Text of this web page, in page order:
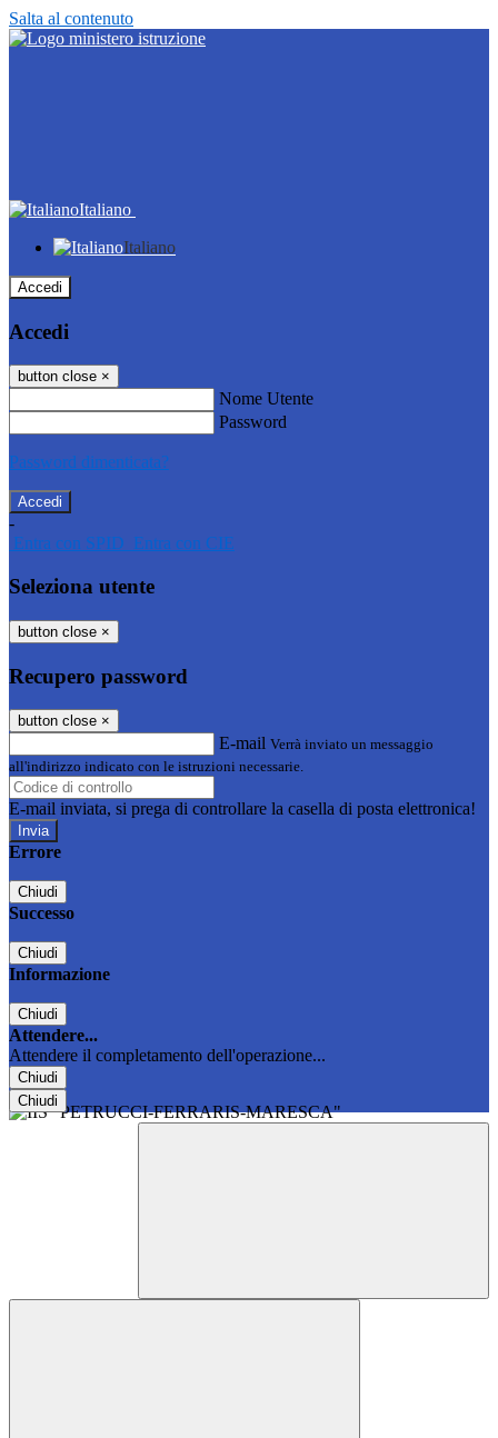
Salta al contenuto
Italiano
Italiano
Accedi
Accedi
button close ×
Nome Utente
Password
Password dimenticata?
-
Entra con SPID Entra con CIE
Seleziona utente
button close ×
Recupero password
button close ×
E-mail Verrà inviato un messaggio
all'indirizzo indicato con le istruzioni necessarie.
E-mail inviata, si prega di controllare la casella di posta elettronica!
Errore
Chiudi
Successo
Chiudi
Informazione
Chiudi
Attendere...
Attendere il completamento dell'operazione...
Chiudi
Chiudi